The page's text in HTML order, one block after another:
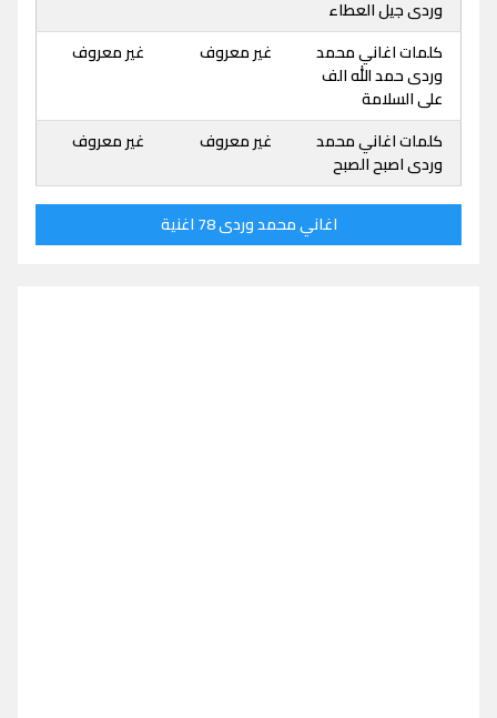
وردى جيل العطاء
كلمات اغاني محمد
وردى حمد الله الف
على السلامة
غير معروف غير معروف
كلمات اغاني محمد
وردى اصبح الصبح
غير معروف غير معروف
اغاني محمد وردى 78 اغنية